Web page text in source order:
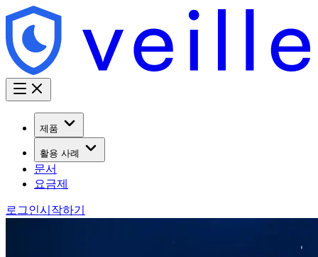
제품
활용 사례
문서
요금제
로그인시작하기